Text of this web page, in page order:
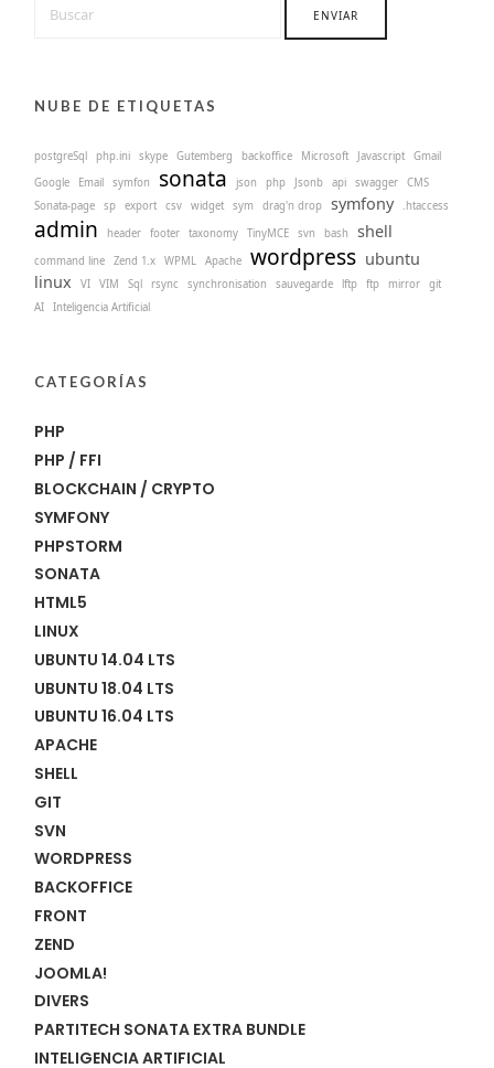
NUBE DE ETIQUETAS
postgreSql php.ini skype Gutemberg backoffice Microsoft Javascript
Gmail
Google
Email symfon sonata json php Jsonb api swagger
CMS
Sonata-page
sp export csv widget sym drag'n drop symfony .htaccess
admin header footer taxonomy TinyMCE svn bash shell
command line Zend 1.x WPML Apache wordpress ubuntu
linux
VI VIM Sql rsync synchronisation sauvegarde lftp ftp mirror
git
AI
Inteligencia Artificial
CATEGORÍAS
PHP
PHP / FFI
BLOCKCHAIN / CRYPTO
SYMFONY
PHPSTORM
SONATA
HTML5
LINUX
UBUNTU 14.04 LTS
UBUNTU 18.04 LTS
UBUNTU 16.04 LTS
APACHE
SHELL
GIT
SVN
WORDPRESS
BACKOFFICE
FRONT
ZEND
JOOMLA!
DIVERS
PARTITECH SONATA EXTRA BUNDLE
INTELIGENCIA ARTIFICIAL